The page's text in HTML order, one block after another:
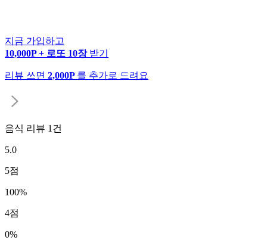
지금 가입하고
10,000P + 로또 10장 받기
리뷰 쓰면 2,000P 를 추가로 드려요
음식 리뷰 1 건
5.0
5점
100%
4점
0%